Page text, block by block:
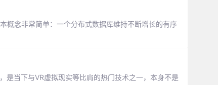
概念非常简单：一个分布式数据库维持不断增长的有序
是当下与VR虚拟现实等比肩的热门技术之一，本身不是